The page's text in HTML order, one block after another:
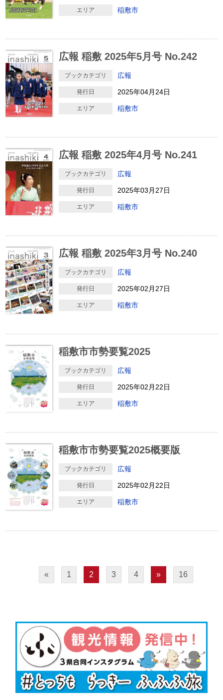
エリア 稲敷市
広報 稲敷 2025年5月号 No.242
ブックカテゴリ 広報
発行日 2025年04月24日
エリア 稲敷市
広報 稲敷 2025年4月号 No.241
ブックカテゴリ 広報
発行日 2025年03月27日
エリア 稲敷市
広報 稲敷 2025年3月号 No.240
ブックカテゴリ 広報
発行日 2025年02月27日
エリア 稲敷市
稲敷市市勢要覧2025
ブックカテゴリ 広報
発行日 2025年02月22日
エリア 稲敷市
稲敷市市勢要覧2025概要版
ブックカテゴリ 広報
発行日 2025年02月22日
エリア 稲敷市
« 1 2 3 4 » 16